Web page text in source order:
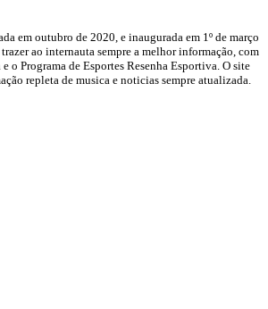
em outubro de 2020, e inaugurada em 1º de março
ao internauta sempre a melhor informação, com
o Programa de Esportes Resenha Esportiva. O site
repleta de musica e noticias sempre atualizada.